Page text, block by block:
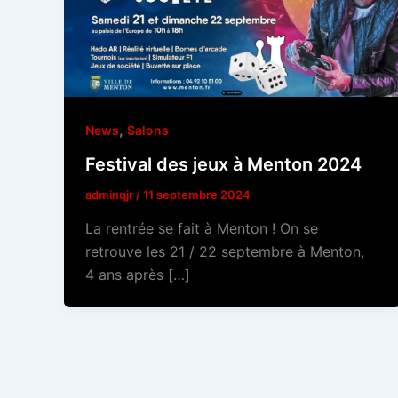
News, Salons
Festival des jeux à Menton 2024
adminqjr /11 septembre 2024
La rentrée se fait à Menton ! On se
retrouve les 21 / 22 septembre à Menton,
4 ans après […]